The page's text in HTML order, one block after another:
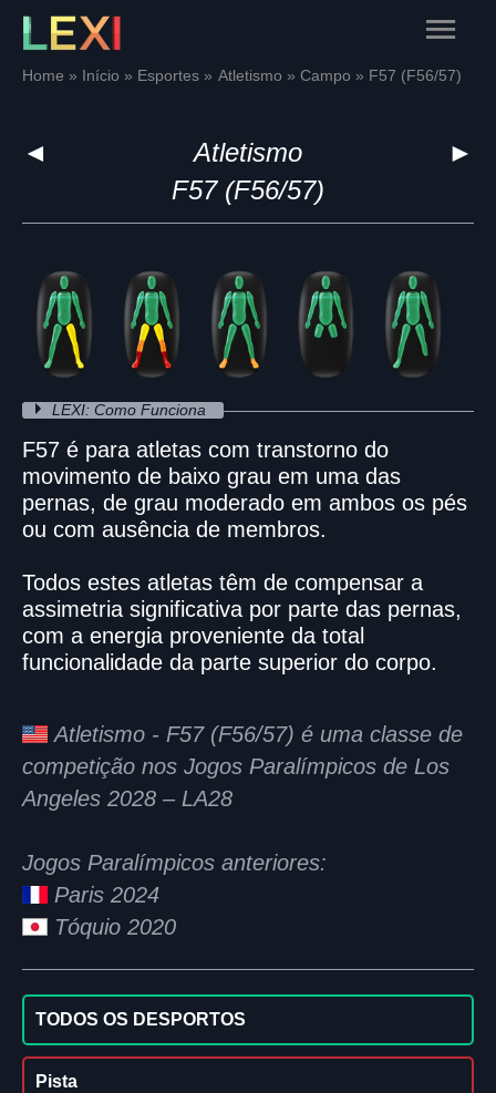
Skip
content
Main
Menu
Home Início Esportes Atletismo Campo F57 (F56/57)
◄ ►
Atletismo
F57 (F56/57)
LEXI: Como Funciona
F57 é para atletas com transtorno do
movimento de baixo grau em uma das
pernas, de grau moderado em ambos os pés
ou com ausência de membros.
Todos estes atletas têm de compensar a
assimetria significativa por parte das pernas,
com a energia proveniente da total
funcionalidade da parte superior do corpo.
Atletismo - F57 (F56/57) é uma classe de
competição nos Jogos Paralímpicos de Los
Angeles 2028 – LA28
Jogos Paralímpicos anteriores:
Paris 2024
Tóquio 2020
TODOS OS DESPORTOS
Pista